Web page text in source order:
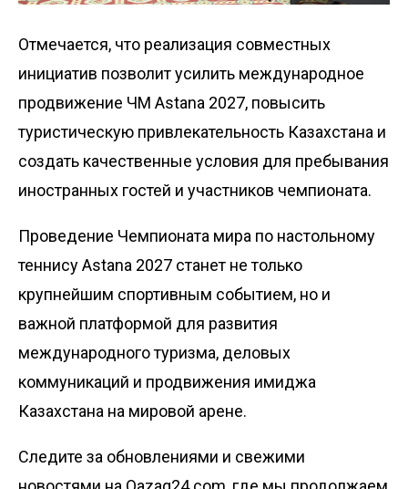
Отмечается, что реализация совместных
инициатив позволит усилить международное
продвижение ЧМ Astana 2027, повысить
туристическую привлекательность Казахстана и
создать качественные условия для пребывания
иностранных гостей и участников чемпионата.
Проведение Чемпионата мира по настольному
теннису Astana 2027 станет не только
крупнейшим спортивным событием, но и
важной платформой для развития
международного туризма, деловых
коммуникаций и продвижения имиджа
Казахстана на мировой арене.
Следите за обновлениями и свежими